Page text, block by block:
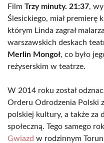
Film Trzy minuty. 21:37,
Ślesickiego, miał
którym Linda zagrał
warszawskich deskach
Merlin Mongoł, co było
reżyserskim w teatrze.
W 2014 roku został
Orderu Odrodzenia Polski
polskiej kultury, a także za
społeczną. Tego samego
Gwiazd w rodzinnym